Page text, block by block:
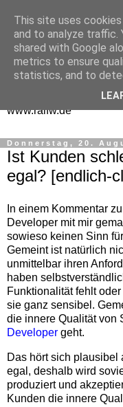
One Man
Gedanken
Spontanes und
www.ralfw.de
Donnerstag, 20.
Ist Kunden
egal? [endlich-
In einem Kommentar
Developer mit mir
sowieso keinen Sinn
Gemeint ist natürlich
unmittelbar ihren
haben
Funktionalität fehlt
sie ganz sensibel.
die innere Qualität von
Developer geht.
Das hört sich plausibel
egal, deshalb wird
produziert und
Kunden die innere
This site uses
and to analyze traffic.
shared with Google
metrics to ensure
statistics, and to